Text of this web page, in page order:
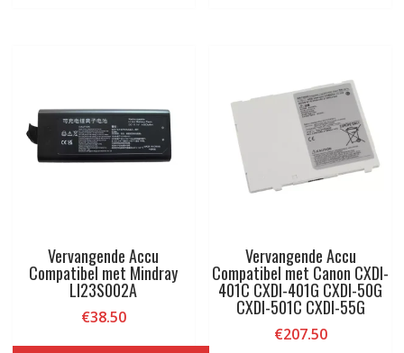
Vervangende Accu
Compatibel met Mindray
LI23S002A
€38.50
Vervangende Accu
Compatibel met Canon CXDI-
401C CXDI-401G CXDI-50G
CXDI-501C CXDI-55G
€207.50